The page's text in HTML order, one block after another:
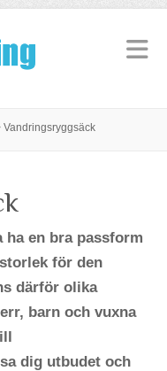
Vandringsryggsäck
ha en bra passform
för den
därför olika
barn och vuxna
dig utbudet och